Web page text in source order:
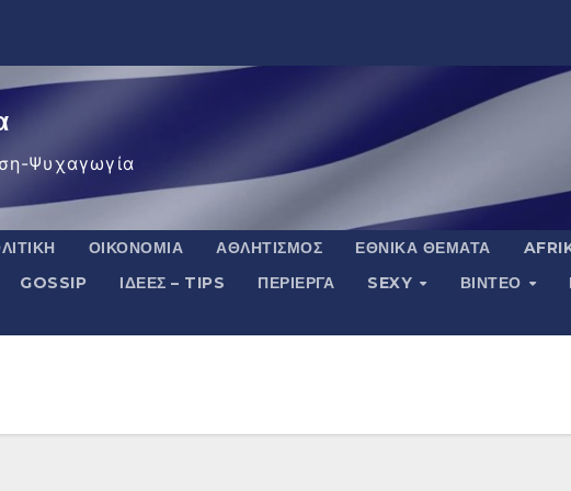
Ψυχαγωγία
ΟΙΚΟΝΟΜΊΑ ΑΘΛΗΤΙΣΜΌΣ ΕΘΝΙΚΆ ΘΈΜΑΤΑ
GOSSIP ΙΔΈΕΣ – TIPS ΠΕΡΊΕΡΓΑ SEXY ΒΙΝΤΕΟ